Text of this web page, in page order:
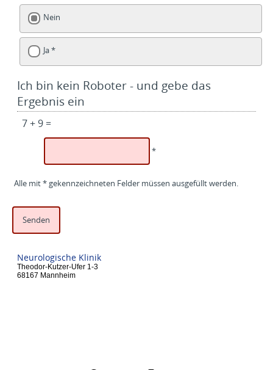
Nein
Ja *
Ich bin kein Roboter - und gebe das
Ergebnis ein
7 + 9 =
*
Alle mit * gekennzeichneten Felder müssen ausgefüllt werden.
Neurologische Klinik
Theodor-Kutzer-Ufer 1-3
68167 Mannheim